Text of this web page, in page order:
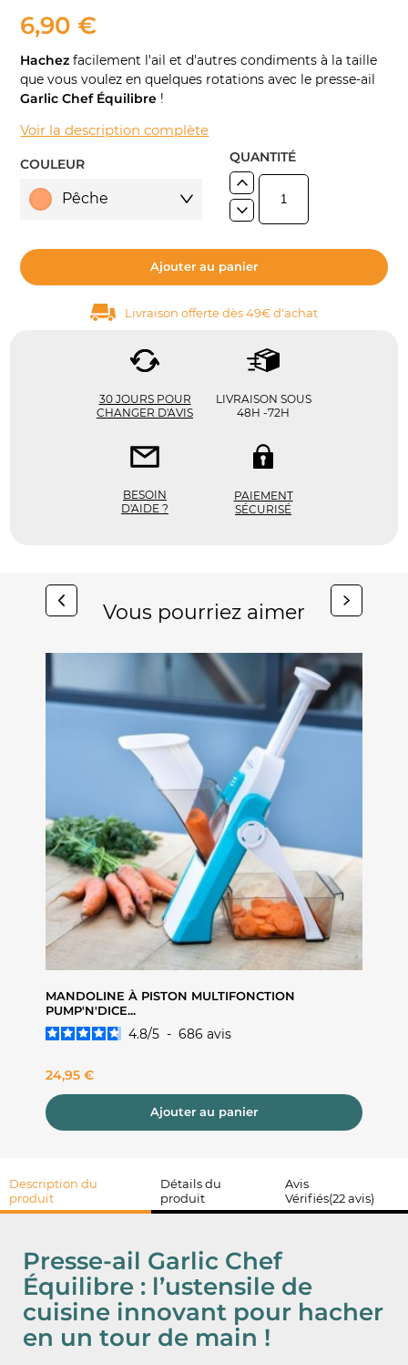
6,90 €
Hachez facilement l'ail et d'autres condiments à la taille
que vous voulez en quelques rotations avec le presse-ail
Garlic Chef Équilibre !
Voir la description complète
COULEUR
Pêche
QUANTITÉ
Ajouter au panier
Livraison offerte dès 49€ d'achat
30 JOURS POUR
CHANGER D'AVIS
LIVRAISON SOUS
48H -72H
BESOIN
D'AIDE ?
PAIEMENT
SÉCURISÉ
Vous pourriez aimer
MANDOLINE À PISTON MULTIFONCTION
PUMP'N'DICE...
4.8/5 - 686 avis
Prix
24,95 €
Ajouter au panier
Description du
produit
Détails du
produit
Avis
Vérifiés(22 avis)
Presse-ail Garlic Chef
Équilibre : l’ustensile de
cuisine innovant pour hacher
en un tour de main !